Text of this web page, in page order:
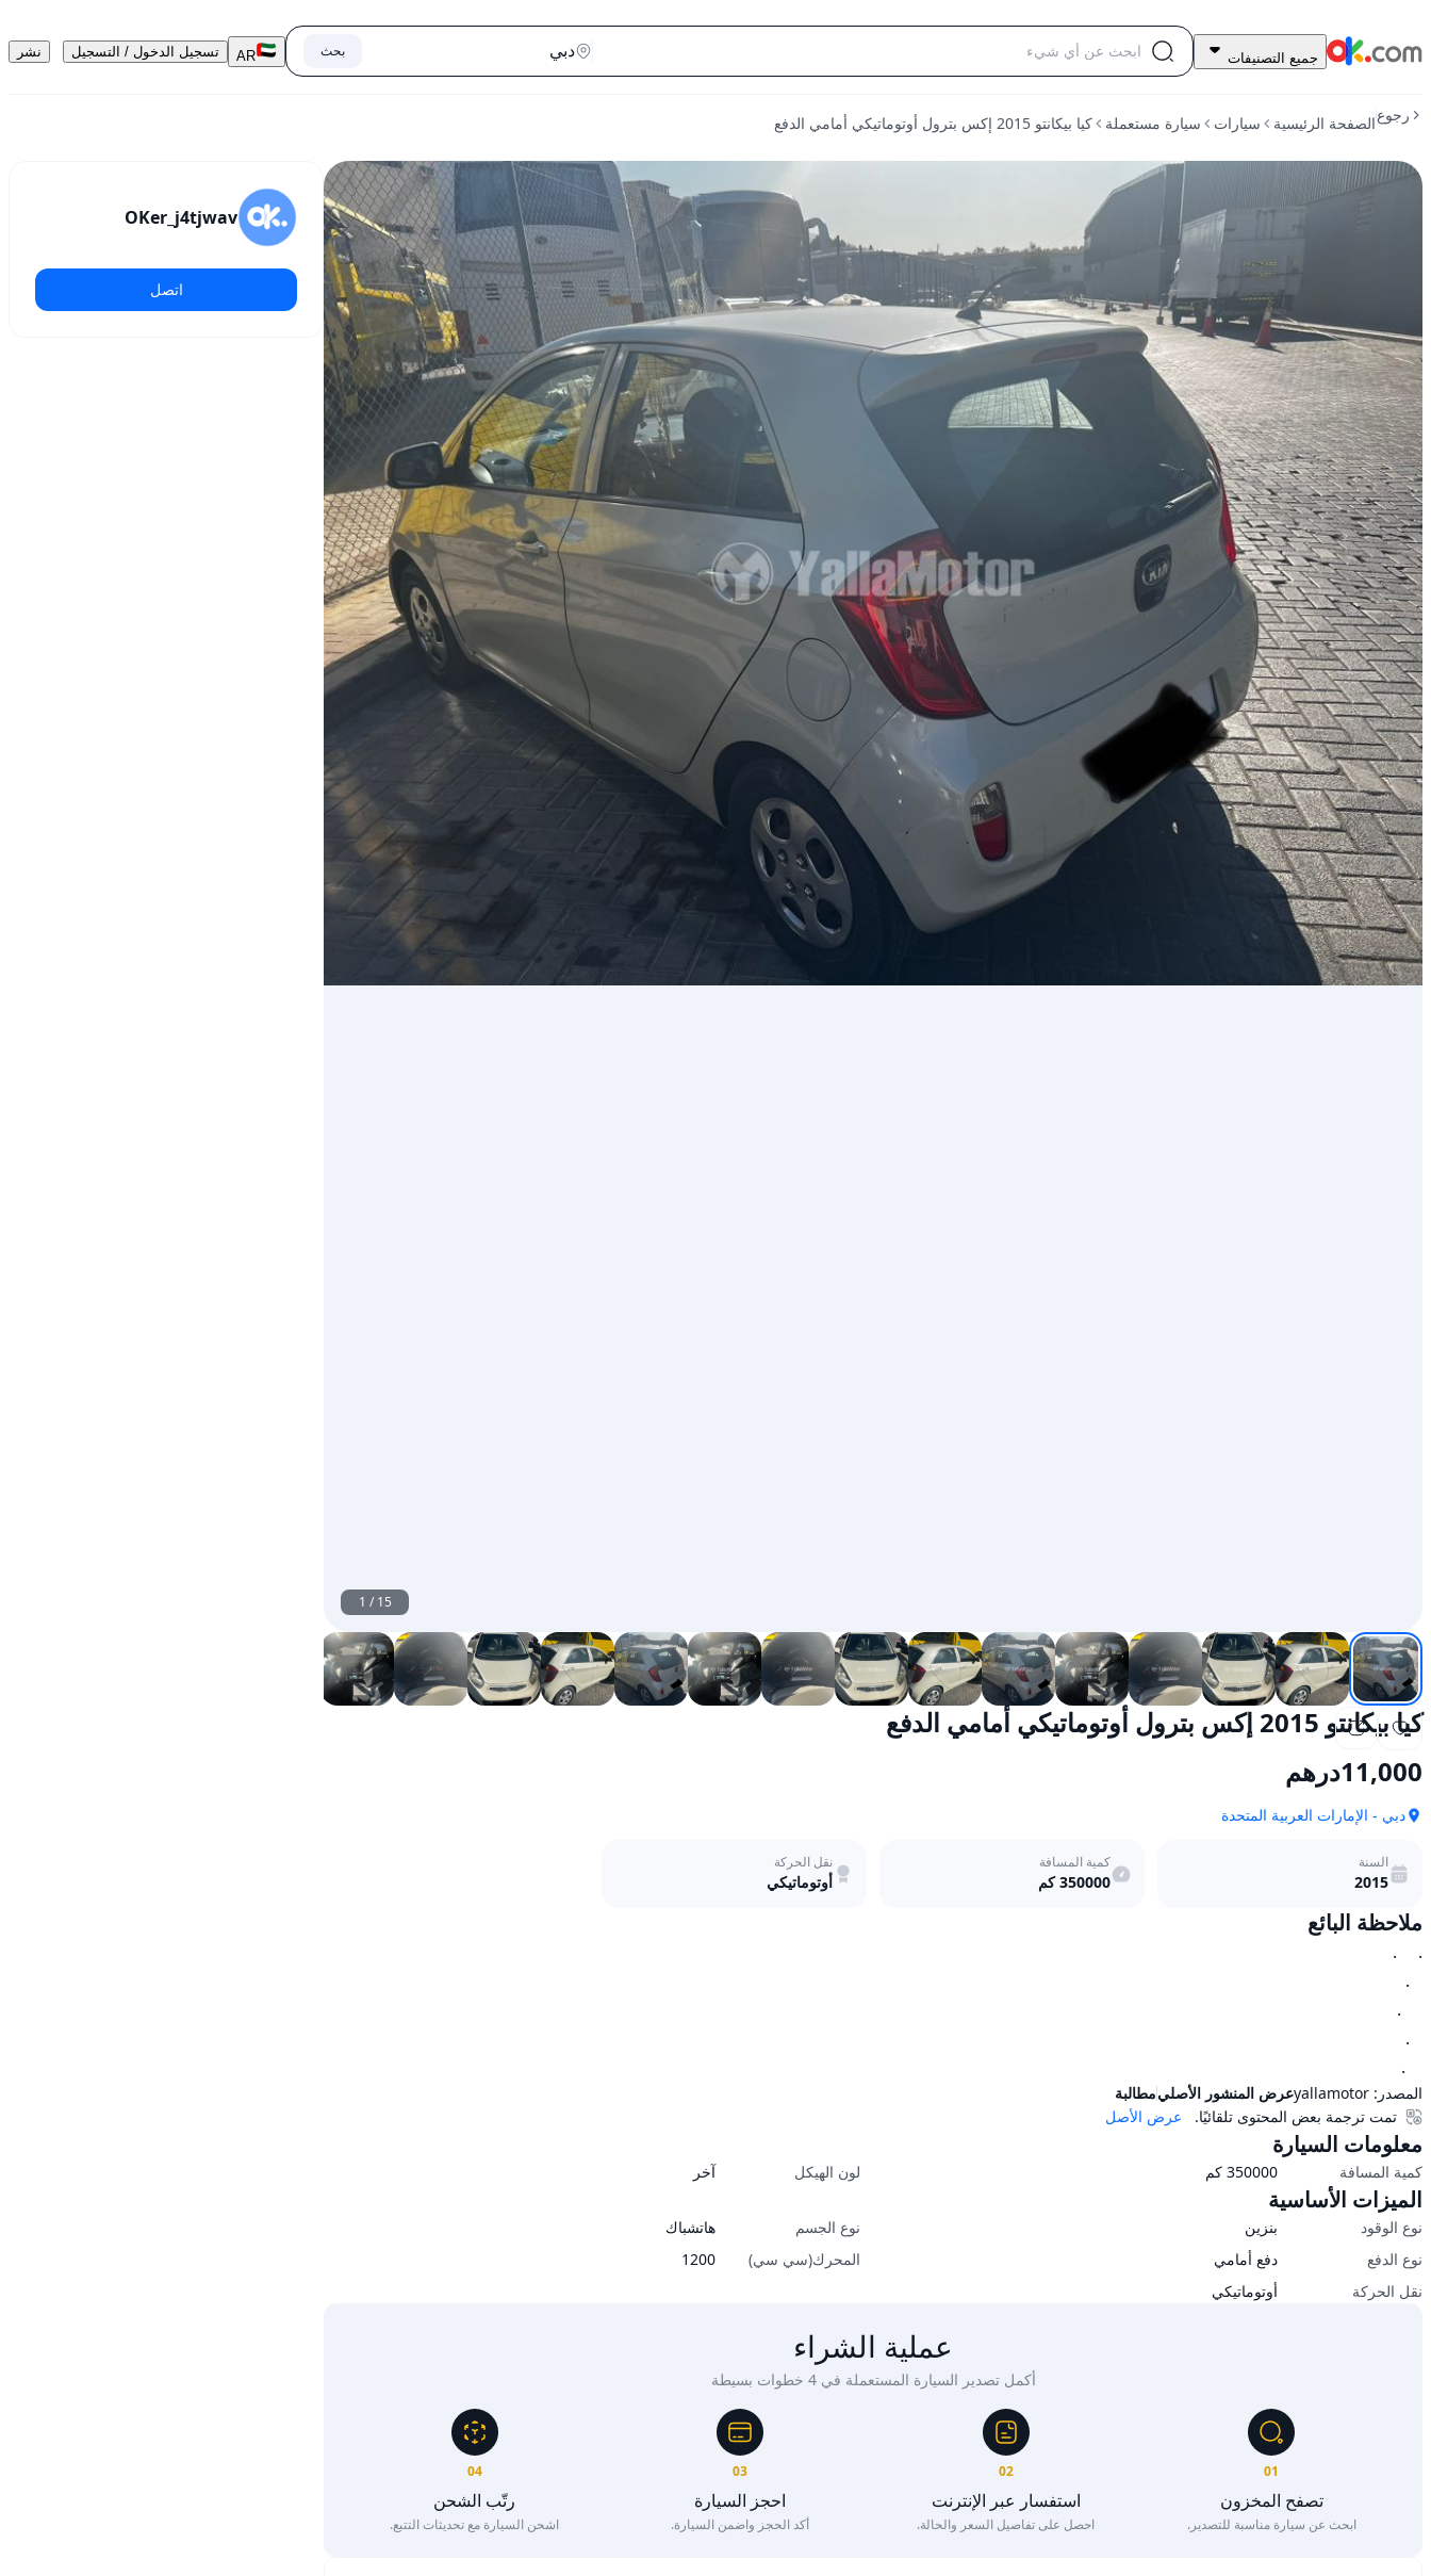
11,000
كيا
2015
إكس
جميع التصنيفات بحث AR تسجيل الدخول / التسجيل نشر
رجوعالصفحة الرئيسية سيارات سيارة مستعملة كيا بيكانتو 2015 إكس بترول أوتوماتيكي أمامي الدفع
1 /15
كيا بيكانتو 2015 إكس بترول أوتوماتيكي أمامي الدفع
11,000درهم
دبي - الإمارات العربية المتحدة
السنة
2015
كمية المسافة
350000كم
نقل الحركة
أوتوماتيكي
ملاحظة البائع
المصدر: yallamotorعرض المنشور الأصليمطالبة
عرض الأصل
تمت ترجمة بعض المحتوى تلقائيًا.
معلومات السيارة
كمية المسافة 350000 كم لون الهيكل آخر
الميزات الأساسية
نوع الوقود بنزين نوع الجسم
هاتشباك
نوع الدفع
دفع أمامي المحرك(سي سي)
1200
نقل الحركة
أوتوماتيكي
عملية الشراء
أكمل تصدير السيارة المستعملة في 4 خطوات بسيطة
01
تصفح المخزون
ابحث عن سيارة مناسبة للتصدير.
02
استفسار عبر الإنترنت
احصل على تفاصيل السعر والحالة.
03
احجز السيارة
أكد الحجز واضمن السيارة.
04
رتّب الشحن
اشحن السيارة مع تحديثات التتبع.
OKer_j4tjwav
اتصل